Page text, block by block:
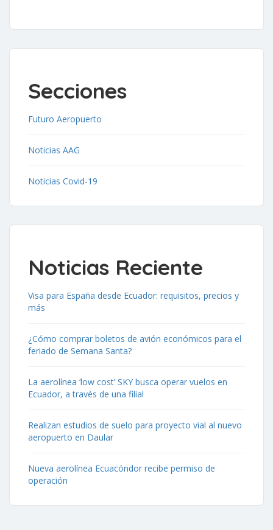
Secciones
Futuro Aeropuerto
Noticias AAG
Noticias Covid-19
Noticias Reciente
Visa para España desde Ecuador: requisitos, precios y
más
¿Cómo comprar boletos de avión económicos para el
feriado de Semana Santa?
La aerolínea ‘low cost’ SKY busca operar vuelos en
Ecuador, a través de una filial
Realizan estudios de suelo para proyecto vial al nuevo
aeropuerto en Daular
Nueva aerolínea Ecuacóndor recibe permiso de
operación